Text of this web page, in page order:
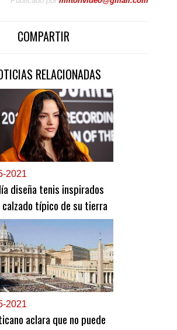
COMPARTIR
RELACIONADAS
2021
diseña tenis inspirados
calzado típico de su tierra
2021
aclara que no puede